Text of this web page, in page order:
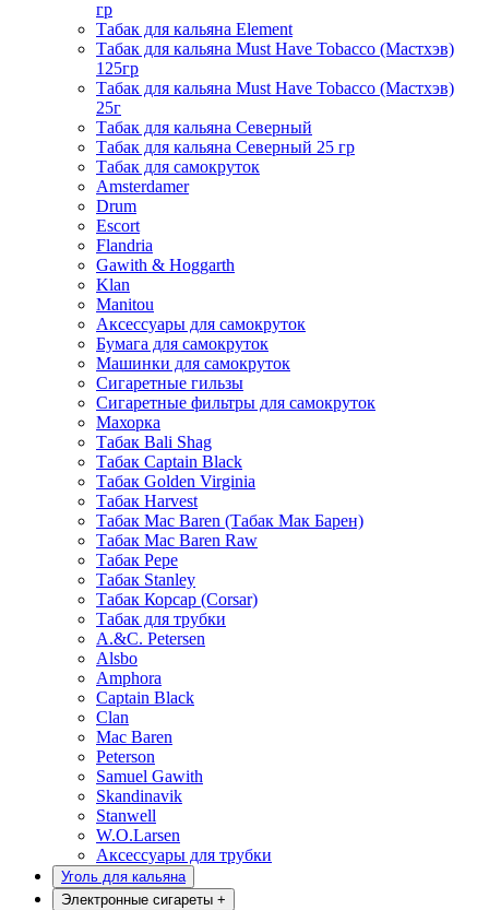
гр
Табак для кальяна Element
Табак для кальяна Must Have Tobacco (Мастхэв)
125гр
Табак для кальяна Must Have Tobacco (Мастхэв)
25г
Табак для кальяна Северный
Табак для кальяна Северный 25 гр
Табак для самокруток
Amsterdamer
Drum
Escort
Flandria
Gawith & Hoggarth
Klan
Manitou
Аксессуары для самокруток
Бумага для самокруток
Машинки для самокруток
Сигаретные гильзы
Сигаретные фильтры для самокруток
Махорка
Табак Bali Shag
Табак Captain Black
Табак Golden Virginia
Табак Harvest
Табак Mac Baren (Табак Мак Барен)
Табак Mac Baren Raw
Табак Pepe
Табак Stanley
Табак Корсар (Corsar)
Табак для трубки
A.&C. Petersen
Alsbo
Amphora
Captain Black
Clan
Mac Baren
Peterson
Samuel Gawith
Skandinavik
Stanwell
W.O.Larsen
Аксессуары для трубки
Уголь для кальяна
Электронные сигареты +